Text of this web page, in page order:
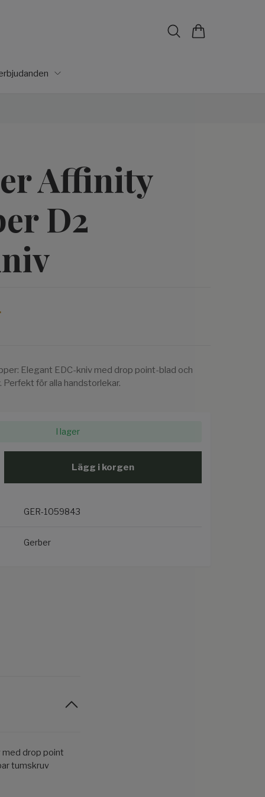
Affinity
D2
Elegant EDC-kniv med drop point-blad och
för alla handstorlekar.
I lager
Lägg i korgen
GER-1059843
Gerber
med drop point
tumskruv